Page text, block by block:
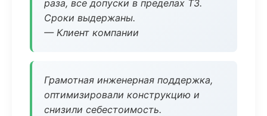
раза, все допуски в пределах ТЗ.
Сроки выдержаны.
— Клиент компании
Грамотная инженерная поддержка,
оптимизировали конструкцию и
снизили себестоимость.